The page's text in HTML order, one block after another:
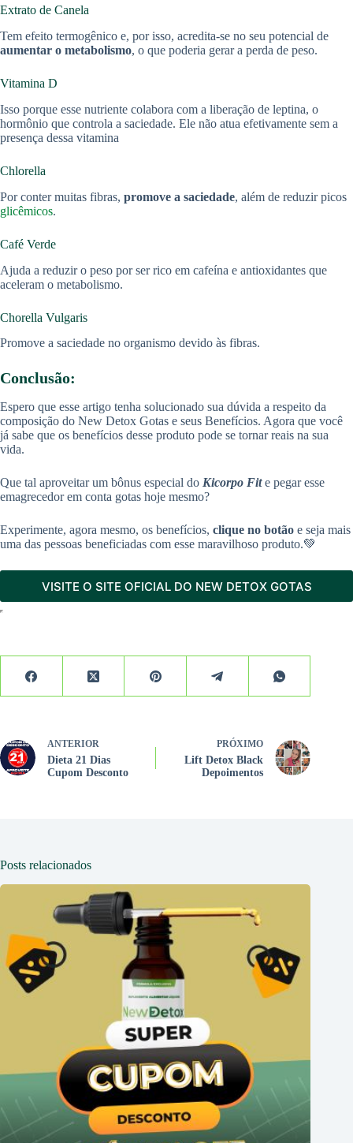
Extrato de Canela
Tem efeito termogênico e, por isso, acredita-se no seu potencial de
aumentar o metabolismo, o que poderia gerar a perda de peso.
Vitamina D
Isso porque esse nutriente colabora com a liberação de leptina, o
hormônio que controla a saciedade. Ele não atua efetivamente sem a
presença dessa vitamina
Chlorella
Por conter muitas fibras, promove a saciedade, além de reduzir picos
glicêmicos.
Café Verde
Ajuda a reduzir o peso por ser rico em cafeína e antioxidantes que
aceleram o metabolismo.
Chorella Vulgaris
Promove a saciedade no organismo devido às fibras.
Conclusão:
Espero que esse artigo tenha solucionado sua dúvida a respeito da
composição do New Detox Gotas e seus Benefícios. Agora que você
já sabe que os benefícios desse produto pode se tornar reais na sua
vida.
Que tal aproveitar um bônus especial do Kicorpo Fite pegar esse
emagrecedor em conta gotas hoje mesmo?
Experimente, agora mesmo, os benefícios, clique no botão e seja mais
uma das pessoas beneficiadas com esse maravilhoso produto.💚
VISITE O SITE OFICIAL DO NEW DETOX GOTAS
ANTERIOR
Dieta 21 Dias
Cupom Desconto
PRÓXIMO
Lift Detox Black
Depoimentos
Posts relacionados